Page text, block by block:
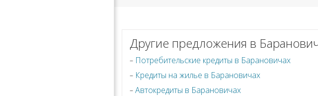
Другие предложения в
Потребительские кредиты в Барановичах
Кредиты на жилье в Барановичах
Автокредиты в Барановичах